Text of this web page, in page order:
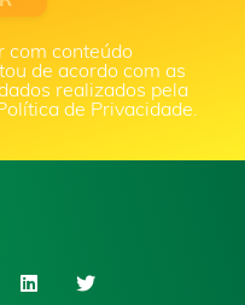
com conteúdo
de acordo com as
realizados pela
de Privacidade.